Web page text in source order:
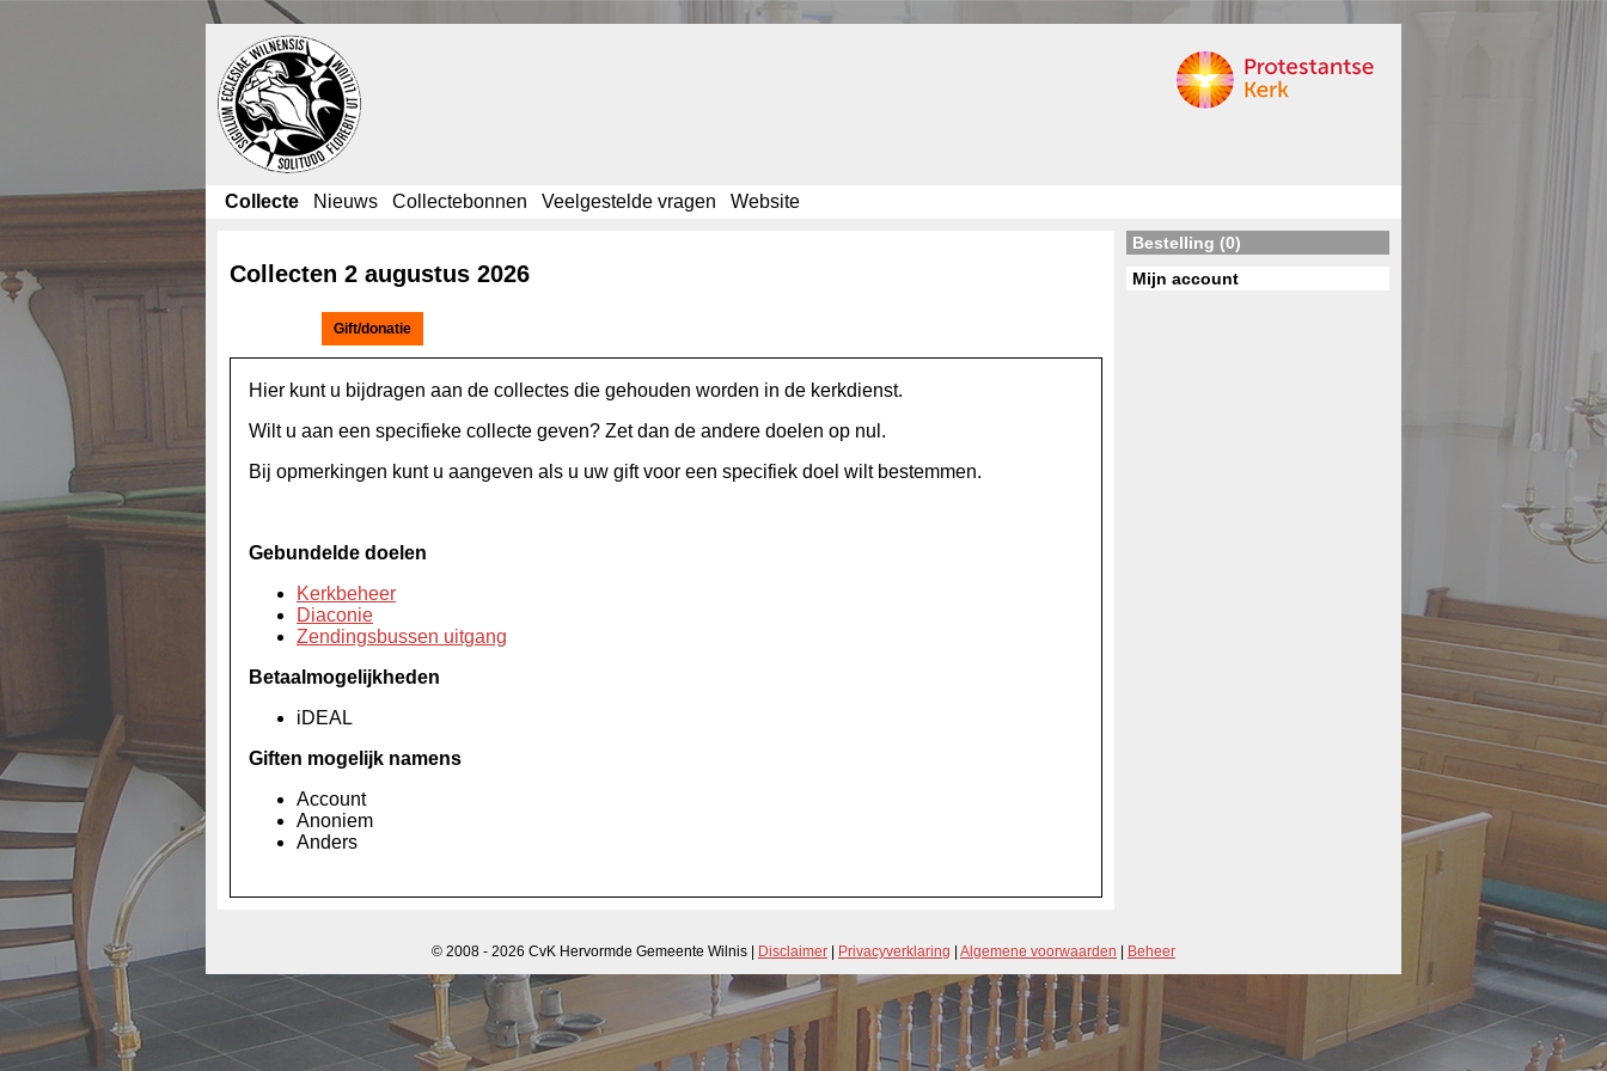
Collecte Nieuws Collectebonnen Veelgestelde vragen Website
Collecten 2 augustus 2026
Hier kunt u bijdragen aan de collectes die gehouden worden in de kerkdienst.
Wilt u aan een specifieke collecte geven? Zet dan de andere doelen op nul.
Bij opmerkingen kunt u aangeven als u uw gift voor een specifiek doel wilt bestemmen.
Gebundelde doelen
Kerkbeheer
Diaconie
Zendingsbussen uitgang
Betaalmogelijkheden
iDEAL
Giften mogelijk namens
Account
Anoniem
Anders
Bestelling (0)
Mijn account
© 2008 - 2026 CvK Hervormde Gemeente Wilnis | Disclaimer Privacyverklaring Algemene voorwaarden Beheer